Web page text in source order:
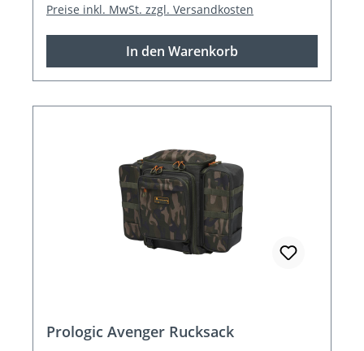
Preise inkl. MwSt. zzgl. Versandkosten
In den Warenkorb
Prologic Avenger Rucksack